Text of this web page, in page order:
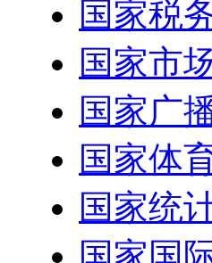
国家税
国家市
国家广
国家体
国家统